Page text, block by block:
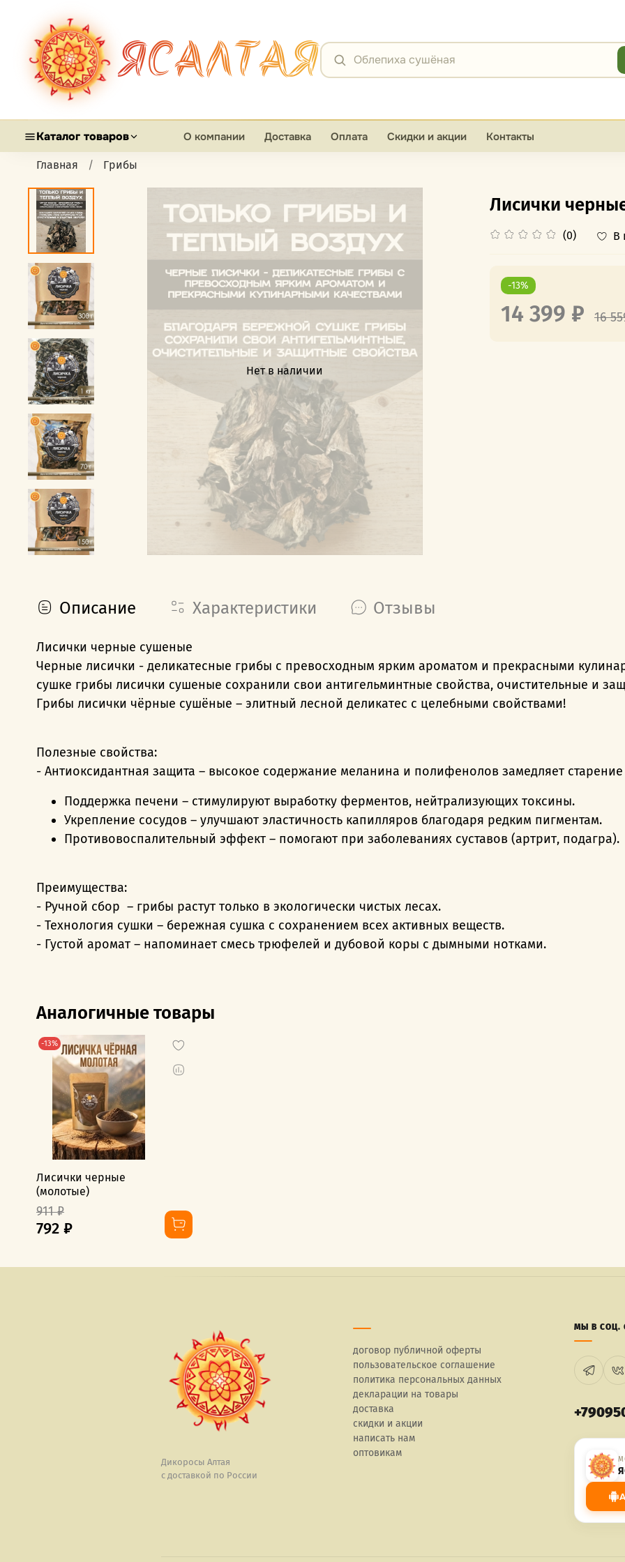
ЯСАЛТАЯ Облепиха сушёная
Каталог товаров О компании Доставка Оплата Скидки и акции Контакты
Главная Грибы
Нет в наличии
Лисички
(0) В
-13%
14 399 ₽ 16
Описание Характеристики Отзывы
Лисички черные сушеные
Черные лисички - деликатесные грибы с превосходным ярким ароматом и прекрасными
сушке грибы лисички сушеные сохранили свои антигельминтные свойства, очистительные и
Грибы лисички чёрные сушёные – элитный лесной деликатес с целебными свойствами!
Полезные свойства:
- Антиоксидантная защита – высокое содержание меланина и полифенолов замедляет старение
Поддержка печени – стимулируют выработку ферментов, нейтрализующих токсины.
Укрепление сосудов – улучшают эластичность капилляров благодаря редким пигментам.
Противовоспалительный эффект – помогают при заболеваниях суставов (артрит, подагра).
Преимущества:
- Ручной сбор – грибы растут только в экологически чистых лесах.
- Технология сушки – бережная сушка с сохранением всех активных веществ.
- Густой аромат – напоминает смесь трюфелей и дубовой коры с дымными нотками.
Аналогичные товары
-13%
Лисички черные
(молотые)
911 ₽
792 ₽
Дикоросы Алтая
с доставкой по России
договор публичной оферты
пользовательское соглашение
политика персональных данных
декларации на товары
доставка
скидки и акции
написать нам
оптовикам
МЫ В СОЦ.